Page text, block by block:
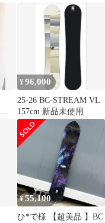
¥96,000
25-26 BC-STREAM VL
157cm 新品未使用
¥55,100
ひ*で様 【超美品 】BC